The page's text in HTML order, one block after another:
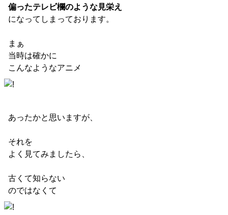
偏ったテレビ欄のような見栄え
になってしまっております。
まぁ
当時は確かに
こんなようなアニメ
あったかと思いますが、
それを
よく見てみましたら、
古くて知らない
のではなくて